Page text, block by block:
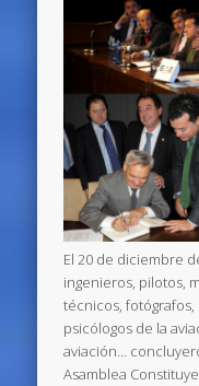
El 20 de diciembre
ingenieros, pilotos,
técnicos,
psicólogos de la
aviación…
Asamblea